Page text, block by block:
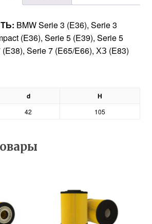
BMW Serie 3 (E36), Serie 3
(E36), Serie 5 (E39), Serie 5
Serie 7 (E65/E66), ХЗ (E83)
d H
42 105